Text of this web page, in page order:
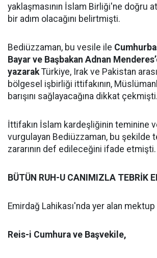
yaklaşmasının İslam Birliği'ne doğru
bir adım olacağını belirtmişti.
Bediüzzaman, bu vesile ile
Bayar ve Başbakan Adnan
yazarakTürkiye, Irak ve Pakistan
bölgesel işbirliği ittifakının,
barışını sağlayacağına dikkat çekmişti.
İttifakın İslam kardeşliğinin teminine
vurgulayan Bediüzzaman, bu şekilde
zararının def edileceğini ifade etmişti.
BÜTÜN RUH-U CANIMIZLA TEBRİK
Emirdağ Lahikası'nda yer alan
Reis-i Cumhura ve Başvekile,